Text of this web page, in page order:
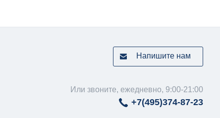
Напишите нам
Или звоните, ежедневно, 9:00-21:00
+7(495)374-87-23